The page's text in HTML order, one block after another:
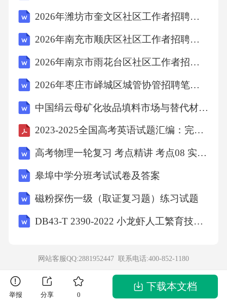
2026年潍坊市奎文区社区工作者招聘笔试参考题库及答案解析
2026年南充市顺庆区社区工作者招聘考试参考试题及答案解析
2026年南京市雨花台区社区工作者招聘笔试参考题库及答案解析
2026年枣庄市峄城区城管协管招聘笔试参考试题及答案解析
中国绢云母矿化妆品填料市场与替代材料对比研究
2023-2025全国高考英语试题汇编：完形填空
高考物理一轮复习 考点精讲 考点08 实验：探究弹簧弹力与形变量的关系 （原卷版）
皋埠中学分班考试试卷及答案
磁粉探伤一级（取证复习题）练习试题
DB43-T 2390-2022 小龙虾人工繁育技术规程
网站客服QQ:2881952447 联系电话:400-852-1180
举报 分享 0
下载本文档